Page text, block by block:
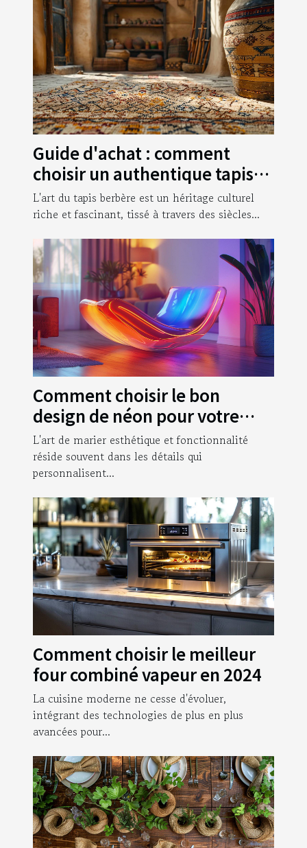
Guide d'achat : comment
choisir un authentique tapis
berbère artisanal
L'art du tapis berbère est un héritage culturel
riche et fascinant, tissé à travers des siècles...
Comment choisir le bon
design de néon pour votre
intérieur
L'art de marier esthétique et fonctionnalité
réside souvent dans les détails qui
personnalisent...
Comment choisir le meilleur
four combiné vapeur en 2024
La cuisine moderne ne cesse d'évoluer,
intégrant des technologies de plus en plus
avancées pour...